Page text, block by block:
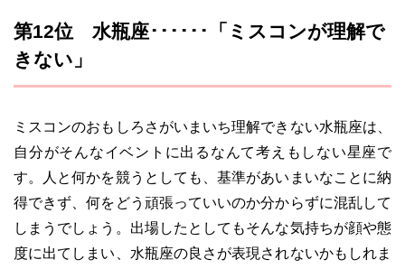
第12位 水瓶座･･････「ミスコンが理解で
きない」
ミスコンのおもしろさがいまいち理解できない水瓶座は、
自分がそんなイベントに出るなんて考えもしない星座で
す。人と何かを競うとしても、基準があいまいなことに納
得できず、何をどう頑張っていいのか分からずに混乱して
しまうでしょう。出場したとしてもそんな気持ちが顔や態
度に出てしまい、水瓶座の良さが表現されないかもしれま